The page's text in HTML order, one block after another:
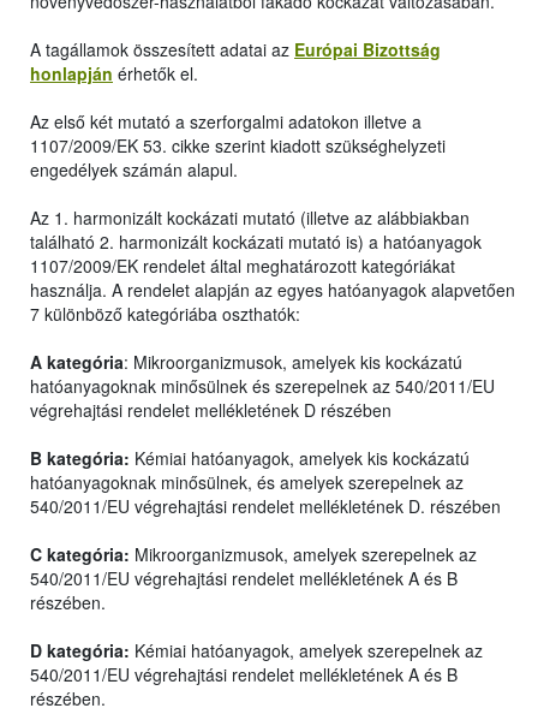
A tagállamok összesített adatai az Európai Bizottság
honlapján érhetők el.
Az első két mutató a szerforgalmi adatokon illetve a
1107/2009/EK 53. cikke szerint kiadott szükséghelyzeti
engedélyek számán alapul.
Az 1. harmonizált kockázati mutató (illetve az alábbiakban
található 2. harmonizált kockázati mutató is) a hatóanyagok
1107/2009/EK rendelet által meghatározott kategóriákat
használja. A rendelet alapján az egyes hatóanyagok alapvetően
7 különböző kategóriába oszthatók:
A kategória: Mikroorganizmusok, amelyek kis kockázatú
hatóanyagoknak minősülnek és szerepelnek az 540/2011/EU
végrehajtási rendelet mellékletének D részében
B kategória: Kémiai hatóanyagok, amelyek kis kockázatú
hatóanyagoknak minősülnek, és amelyek szerepelnek az
540/2011/EU végrehajtási rendelet mellékletének D. részében
C kategória: Mikroorganizmusok, amelyek szerepelnek az
540/2011/EU végrehajtási rendelet mellékletének A és B
részében.
D kategória: Kémiai hatóanyagok, amelyek szerepelnek az
540/2011/EU végrehajtási rendelet mellékletének A és B
részében.